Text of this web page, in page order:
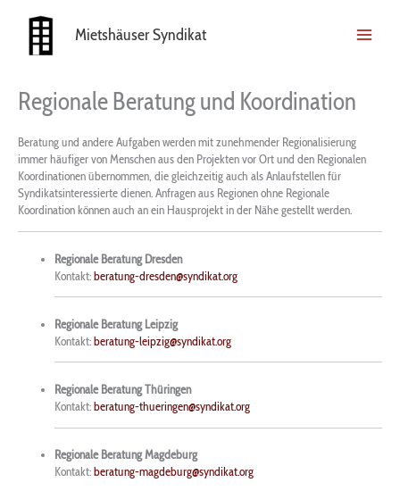
springen
Mietshäuser Syndikat
Regionale Beratung und Koordination
Beratung und andere Aufgaben werden mit zunehmender Regionalisierung
immer häufiger von Menschen aus den Projekten vor Ort und den Regionalen
Koordinationen übernommen, die gleichzeitig auch als Anlaufstellen für
Syndikatsinteressierte dienen. Anfragen aus Regionen ohne Regionale
Koordination können auch an ein Hausprojekt in der Nähe gestellt werden.
Regionale Beratung Dresden
Kontakt:beratung-dresden@syndikat.org
Regionale Beratung Leipzig
Kontakt:beratung-leipzig@syndikat.org
Regionale Beratung Thüringen
Kontakt:beratung-thueringen@syndikat.org
Regionale Beratung Magdeburg
Kontakt:beratung-magdeburg@syndikat.org